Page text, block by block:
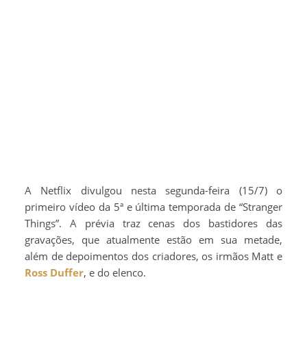
A Netflix divulgou nesta segunda-feira (15/7) o
primeiro vídeo da 5ª e última temporada de “Stranger
Things”. A prévia traz cenas dos bastidores das
gravações, que atualmente estão em sua metade,
além de depoimentos dos criadores, os irmãos Matt e
Ross Duffer, e do elenco.